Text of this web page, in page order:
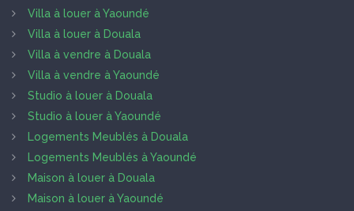
Villa à louer à Yaoundé
Villa à louer à Douala
Villa à vendre à Douala
Villa à vendre à Yaoundé
Studio à louer à Douala
Studio à louer à Yaoundé
Logements Meublés à Douala
Logements Meublés à Yaoundé
Maison à louer à Douala
Maison à louer à Yaoundé